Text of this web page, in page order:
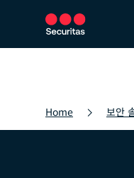
보안 서비스
Home 보안